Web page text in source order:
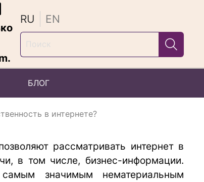
EN
RU
БЛОГ
в интернете?
рассматривать интернет в
в том числе, бизнес-информации.
самым значимым нематериальным